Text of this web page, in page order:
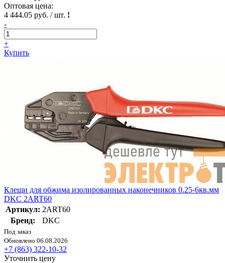
Оптовая цена:
4 444.05 руб. / шт. !
-
+
Купить
Клещи для обжима изолированных наконечников 0.25-6кв.мм
DKC 2ART60
Артикул: 2ART60
Бренд:
DKC
Под заказ
Обновлено 06.08.2026
+7 (863) 322-10-32
Уточнить цену